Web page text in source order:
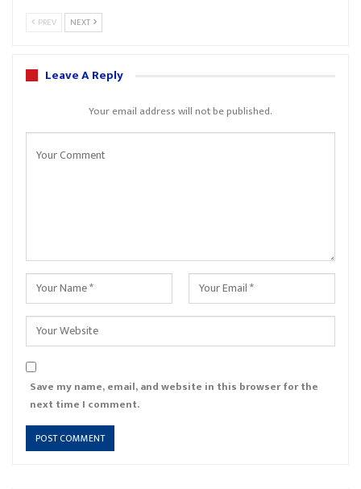
PREV NEXT
Leave A Reply
Your email address will not be published.
Save my name, email, and website in this browser for the
next time I comment.